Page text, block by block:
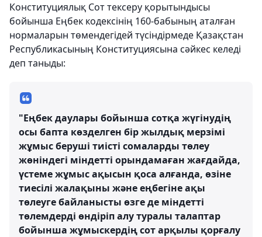
Конституциялық Сот тексеру қорытындысы
бойынша Еңбек кодексінің 160-бабының аталған
нормаларын төмендегідей түсіндірмеде Қазақстан
Республикасының Конституциясына сәйкес келеді
деп таныды:
"Еңбек даулары бойынша сотқа жүгінудің
осы бапта көзделген бір жылдық мерзімі
жұмыс беруші тиісті сомаларды төлеу
жөніндегі міндетті орындамаған жағдайда,
үстеме жұмыс ақысын қоса алғанда, өзіне
тиесілі жалақыны және еңбегіне ақы
төлеуге байланысты өзге де міндетті
төлемдерді өндіріп алу туралы талаптар
бойынша жұмыскердің сот арқылы қорғалу